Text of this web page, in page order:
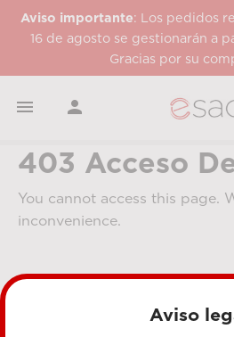
Aviso importante: Los pedidos
16 de agosto se gestionarán a
Gracias por su
 
403 Acceso
You cannot access this page.
inconvenience.
Aviso